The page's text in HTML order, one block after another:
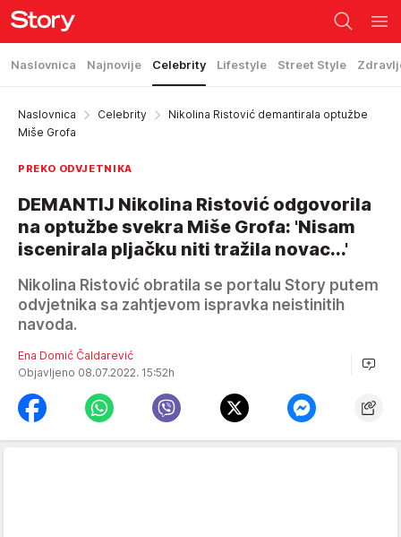
Naslovnica Najnovije Celebrity Lifestyle Street Style
Naslovnica Celebrity
Nikolina Ristović demantirala optužbe
Miše Grofa
PREKO ODVJETNIKA
DEMANTIJ Nikolina Ristović odgovorila
na optužbe svekra Miše Grofa: 'Nisam
iscenirala pljačku niti tražila novac...'
Nikolina Ristović obratila se portalu Story putem
odvjetnika sa zahtjevom ispravka neistinitih
navoda.
Ena Domić Čaldarević
Objavljeno 08.07.2022. 15:52h